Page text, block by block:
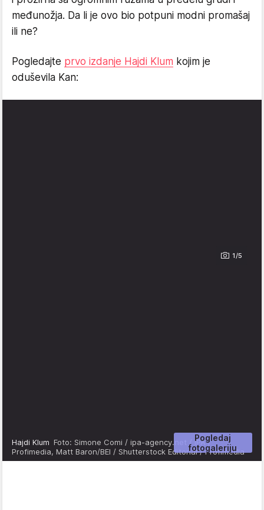
međunožja. Da li je ovo bio potpuni modni promašaj
ili ne?
Pogledajte prvo izdanje Hajdi Klum kojim je
oduševila Kan:
1/5
Pogledaj
fotogaleriju
Hajdi Klum Foto: Simone Comi / ipa-agency.net / IPA /
Profimedia, Matt Baron/BEI / Shutterstock Editorial / Profimedia